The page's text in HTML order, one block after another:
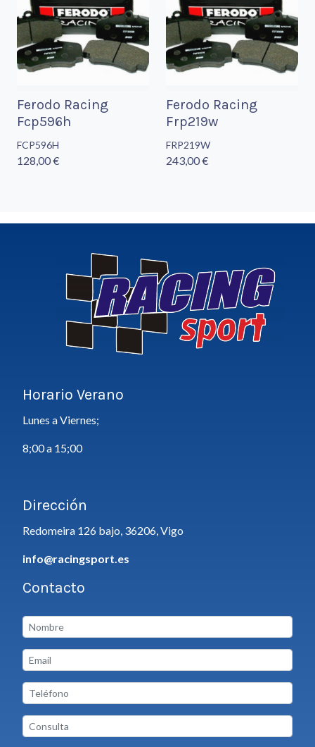
Ferodo Racing
Fcp596h
FCP596H
128,00 €
Ferodo Racing
Frp219w
FRP219W
243,00 €
Horario Verano
Lunes a Viernes;
8;00 a 15;00
Dirección
Redomeira 126 bajo, 36206, Vigo
info@racingsport.es
Contacto